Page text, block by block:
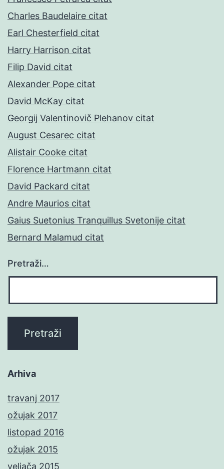
Charles Baudelaire citat
Earl Chesterfield citat
Harry Harrison citat
Filip David citat
Alexander Pope citat
David McKay citat
Georgij Valentinovič Plehanov citat
August Cesarec citat
Alistair Cooke citat
Florence Hartmann citat
David Packard citat
Andre Maurios citat
Gaius Suetonius Tranquillus Svetonije citat
Bernard Malamud citat
Pretraži…
Arhiva
travanj 2017
ožujak 2017
listopad 2016
ožujak 2015
veljača 2015